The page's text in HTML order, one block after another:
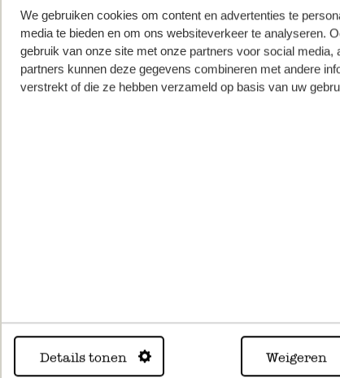
We gebruiken cookies om content en advertenties te
media te bieden en om ons websiteverkeer te analyseren.
gebruik van onze site met onze partners voor social media,
partners kunnen deze gegevens combineren met andere
verstrekt of die ze hebben verzameld op basis van uw
Details tonen Weigeren
inkl. MwSt zzgl. Versandkosten
Ausverkauft
inkl.
Anhänger Stern, Papier, rotbraun,
Ø10 cm
Filz,